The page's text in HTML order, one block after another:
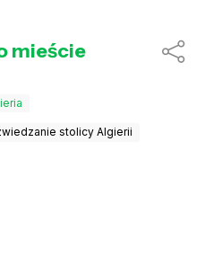
mieście
stolicy Algierii